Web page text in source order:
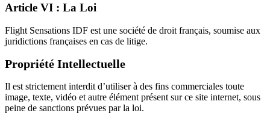
Article VI : La Loi
Flight Sensations IDF est une société de droit français, soumise aux
juridictions françaises en cas de litige.
Propriété Intellectuelle
Il est strictement interdit d’utiliser à des fins commerciales toute
image, texte, vidéo et autre élément présent sur ce site internet, sous
peine de sanctions prévues par la loi.